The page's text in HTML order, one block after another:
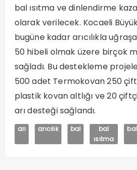
bal ısıtma ve dinlendirme
olarak verilecek. Kocaeli
bugüne kadar arıcılıkla
50 hibeli olmak üzere birçok
sağladı. Bu destekleme
500 adet Termokovan 250
plastik kovan altlığı ve 20
arı desteği sağlandı.
arı arıcılık bal
bal
ısıtma